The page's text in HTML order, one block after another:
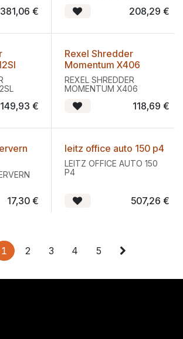
381,06 € 208,29 €
149,93 €
Rexel Shredder
Momentum X406
REXEL SHREDDER
MOMENTUM X406
118,69 €
17,30€
leitz office auto 150 p4
LEITZ OFFICE AUTO 150
P4
507,26 €
1 2 3 4 5